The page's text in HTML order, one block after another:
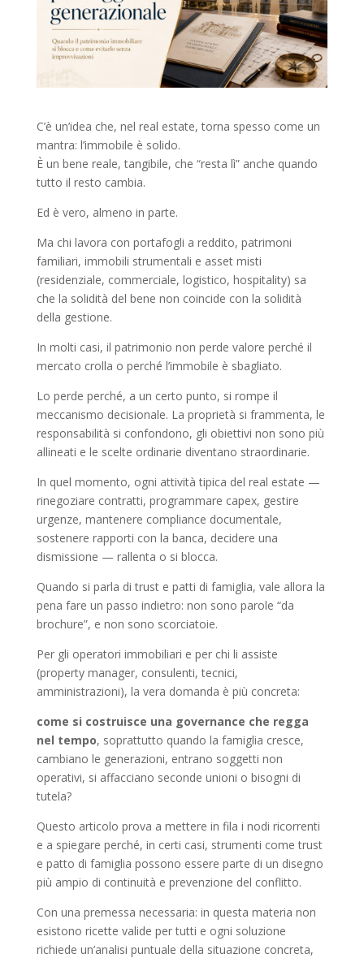
C’è un’idea che, nel real estate, torna spesso come un
mantra: l’immobile è solido.
È un bene reale, tangibile, che “resta lì” anche quando
tutto il resto cambia.
Ed è vero, almeno in parte.
Ma chi lavora con portafogli a reddito, patrimoni
familiari, immobili strumentali e asset misti
(residenziale, commerciale, logistico, hospitality) sa
che la solidità del bene non coincide con la solidità
della gestione.
In molti casi, il patrimonio non perde valore perché il
mercato crolla o perché l’immobile è sbagliato.
Lo perde perché, a un certo punto, si rompe il
meccanismo decisionale. La proprietà si frammenta, le
responsabilità si confondono, gli obiettivi non sono più
allineati e le scelte ordinarie diventano straordinarie.
In quel momento, ogni attività tipica del real estate —
rinegoziare contratti, programmare capex, gestire
urgenze, mantenere compliance documentale,
sostenere rapporti con la banca, decidere una
dismissione — rallenta o si blocca.
Quando si parla di trust e patti di famiglia, vale allora la
pena fare un passo indietro: non sono parole “da
brochure”, e non sono scorciatoie.
Per gli operatori immobiliari e per chi li assiste
(property manager, consulenti, tecnici,
amministrazioni), la vera domanda è più concreta:
come si costruisce una governance che regga
nel tempo, soprattutto quando la famiglia cresce,
cambiano le generazioni, entrano soggetti non
operativi, si affacciano seconde unioni o bisogni di
tutela?
Questo articolo prova a mettere in fila i nodi ricorrenti
e a spiegare perché, in certi casi, strumenti come trust
e patto di famiglia possono essere parte di un disegno
più ampio di continuità e prevenzione del conflitto.
Con una premessa necessaria: in questa materia non
esistono ricette valide per tutti e ogni soluzione
richiede un’analisi puntuale della situazione concreta,